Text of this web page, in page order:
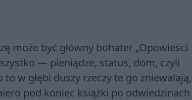
może być główny bohater „Opowieści
— pieniądze, status, dom, czyli
w głębi duszy rzeczy te go
pod koniec książki po odwiedzinach